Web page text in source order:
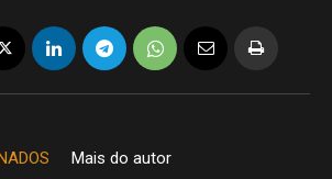
Mais do autor